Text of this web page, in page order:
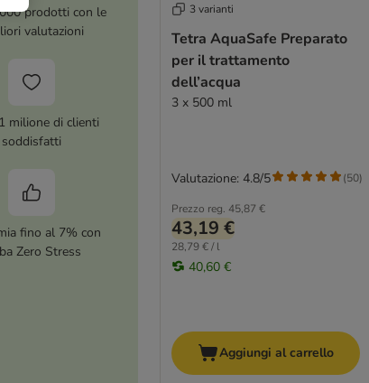
prodotti con le
valutazioni
milione di clienti
soddisfatti
fino al 7% con
Zero Stress
3 varianti
Tetra AquaSafe Preparato
per il trattamento
dell’acqua
3 x 500 ml
Prezzo reg. 45,87 €
43,19 €
28,79 € / l
40,60 €
Valutazione: 4.8/5 (50)
Aggiungi al carrello